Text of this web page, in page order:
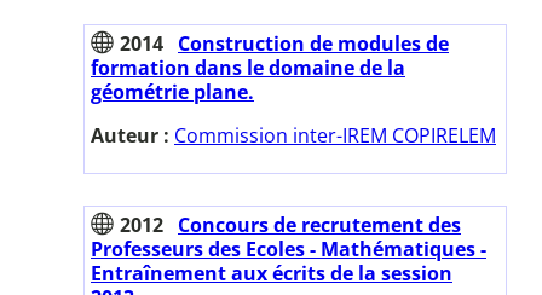
2014 Construction de modules de
formation dans le domaine de la
géométrie plane.
Auteur : Commission inter-IREM COPIRELEM
2012 Concours de recrutement des
Professeurs des Ecoles - Mathématiques -
Entraînement aux écrits de la session